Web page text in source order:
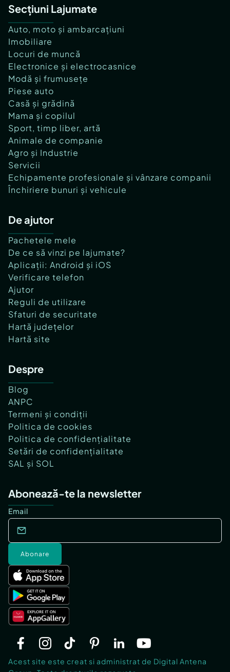
Secțiuni Lajumate
Auto, moto și ambarcațiuni
Imobiliare
Locuri de muncă
Electronice și electrocasnice
Modă și frumusețe
Piese auto
Casă și grădină
Mama și copilul
Sport, timp liber, artă
Animale de companie
Agro și Industrie
Servicii
Echipamente profesionale și vânzare companii
Închiriere bunuri și vehicule
De ajutor
Pachetele mele
De ce să vinzi pe lajumate?
Aplicații: Android și iOS
Verificare telefon
Ajutor
Reguli de utilizare
Sfaturi de securitate
Hartă județelor
Hartă site
Despre
Blog
ANPC
Termeni și condiții
Politica de cookies
Politica de confidențialitate
Setări de confidențialitate
SAL și SOL
Abonează-te la newsletter
Email
Abonare
Acest site este creat si administrat de Digital Antena